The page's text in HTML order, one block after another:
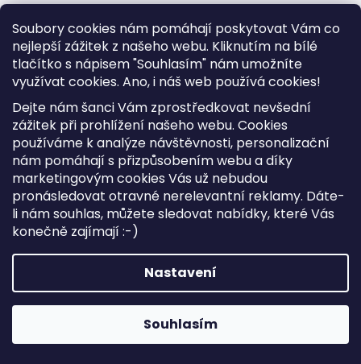
Soubory cookies nám pomáhají poskytovat Vám co
nejlepší zážitek z našeho webu. Kliknutím na bílé
tlačítko s nápisem "Souhlasím" nám umožníte
využívat cookies. Ano, i náš web používá cookies!
Dejte nám šanci Vám zprostředkovat nevšední
zážitek při prohlížení našeho webu. Cookies
používáme k analýze návštěvnosti, personalizační
nám pomáhají s přizpůsobením webu a díky
marketingovým cookies Vás už nebudou
pronásledovat otravné nerelevantní reklamy. Dáte-
li nám souhlas, můžete sledovat nabídky, které Vás
konečně zajímají :-)
Nastavení
Souhlasím
Kožená kabelka Luka 20-050 černá
Skladem
1 895 Kč